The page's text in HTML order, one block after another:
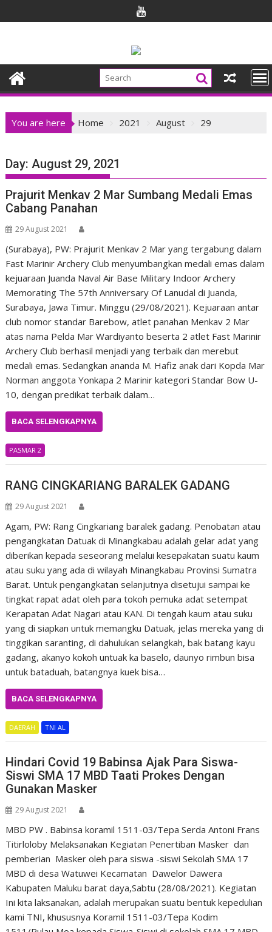
to
You are here Home 2021 August 29
Day:August 29, 2021
Prajurit Menkav 2 Mar Sumbang Medali Emas
Cabang Panahan
29 August 2021
(Surabaya), PW: Prajurit Menkav 2 Mar yang tergabung dalam
Fast Marinir Archery Club menyumbangkan medali emas dalam
kejuaraan Juanda Naval Air Base Military Indoor Archery
Memorating The 57th Anniversary Of Lanudal di Juanda,
Surabaya, Jawa Timur. Minggu (29/08/2021). Kejuaraan antar
club nomor standar Barebow, atlet panahan Menkav 2 Mar
atas nama Pelda Mar Wardiyanto beserta 2 atlet Fast Marinir
Archery Club berhasil menjadi yang terbaik dan merebut
medali emas. Sedangkan ananda M. Hafiz anak dari Kopda Mar
Norman anggota Yonkapa 2 Marinir kategori Standar Bow U-
10, dengan predikat terbaik dalam…
BACA SELENGKAPNYA
PASMAR 2
RANG CINGKARIANG BARALEK GADANG
29 August 2021
Agam, PW: Rang Cingkariang baralek gadang. Penobatan atau
pengangkatan Datuak di Minangkabau adalah gelar adat yang
diberikan kepada seseorang melalui kesepakatan suatu kaum
atau suku yang ada di wilayah Minangkabau Provinsi Sumatra
Barat. Untuk pengangkatan selanjutnya disetujui sampai ke
tingkat rapat adat oleh para tokoh pemuka adat setempat
Kerapatan Adat Nagari atau KAN. Di tengah kaum atau suku
yang di siapkan untuk memangku Datuak, jelas mereka yang di
tinggikan saranting, di dahulukan selangkah, bak batang kayu
gadang, akanyo kokoh untuak ka baselo, daunyo rimbun bisa
untuk bataduah, batangnya kuek bisa…
BACA SELENGKAPNYA
DAERAH TNI AL
Hindari Covid 19 Babinsa Ajak Para Siswa-
Siswi SMA 17 MBD Taati Prokes Dengan
Gunakan Masker
29 August 2021
MBD PW . Babinsa koramil 1511-03/Tepa Serda Antoni Frans
Titirloloby Melaksanakan Kegiatan Penertiban Masker dan
pemberian Masker oleh para siswa -siswi Sekolah SMA 17
MBD di desa Watuwei Kecamatan Dawelor Dawera
Kabupaten Maluku barat daya,Sabtu (28/08/2021). Kegiatan
Ini kita laksanakan, adalah merupakan suatu bentuk kepedulian
kami TNI, khususnya Koramil 1511-03/Tepa Kodim